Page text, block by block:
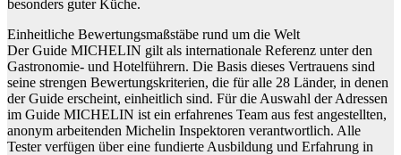
besonders guter Küche.
Einheitliche Bewertungsmaßstäbe rund um die Welt
Der Guide MICHELIN gilt als internationale Referenz unter den
Gastronomie- und Hotelführern. Die Basis dieses Vertrauens sind
seine strengen Bewertungskriterien, die für alle 28 Länder, in denen
der Guide erscheint, einheitlich sind. Für die Auswahl der Adressen
im Guide MICHELIN ist ein erfahrenes Team aus fest angestellten,
anonym arbeitenden Michelin Inspektoren verantwortlich. Alle
Tester verfügen über eine fundierte Ausbildung und Erfahrung in